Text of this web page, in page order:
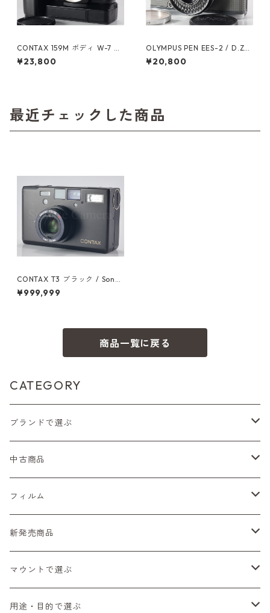
CONTAX 159M ボディ W-7 ワ
インダー付 コンタックス（61
025）
¥23,800
OLYMPUS PEN EES-2 / D.Zui
ko 30mm F2.8 オーバーホー
ル済 オリンパス (60628)
¥20,800
最近チェックした商品
CONTAX T3 ブラック / Sonn
ar T* 35mm F2.8 コンタック
ス (54718)
¥999,999
商品一覧に戻る
CATEGORY
ブランドで選ぶ
Nikon（ニコン）
Sシリーズ
Fシリーズ（一桁＋F100）
Canon（キヤノン）
レンジファインダー（7、P）
PENTAX（ペンタックス）
SL、SP
K2、KX、KM
CONTAX（コンタックス）
G1、G2
MINOLTA（ミノルタ）
中古商品
フィルムカメラ
一眼レフカメラ（マニュアルフォーカス）
一眼レフカメラ（オートフォーカス）
デジタルカメラ
一眼カメラ
ミラーレスカメラ
マニュアルレンズ
一眼レンズ
オートフォーカスレンズ
フィルム
レンズ付きフィルム
35mm（135）カラーネガ
35mm（135）白黒ネガ
新発売商品
フィルムカメラ
レンズ付きフィルム
マウントで選ぶ
M42
用途・目的で選ぶ